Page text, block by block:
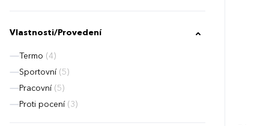
Vlastnosti/Provedení
Termo (4)
Sportovní(5)
Pracovní(5)
Proti pocení(3)